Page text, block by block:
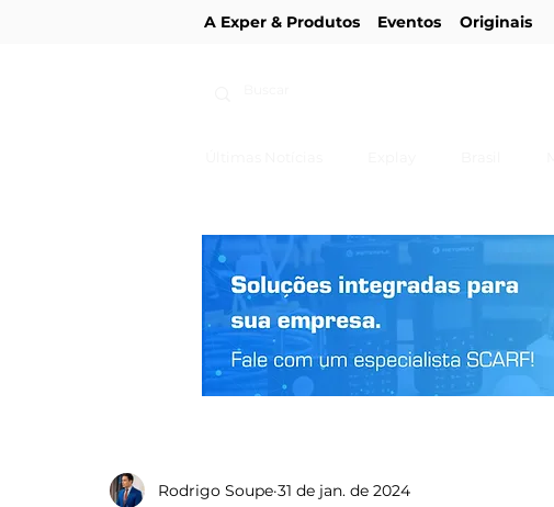
A Exper & Produtos Eventos Originais
Rodrigo Soupe 31 de jan. de 2024